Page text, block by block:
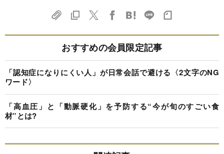
おすすめの会員限定記事
「認知症になりにくい人」が日常会話で避ける〈2文字のNG
ワード〉
「高血圧」と「動脈硬化」を予防する“今が旬のすごい食
材”とは?